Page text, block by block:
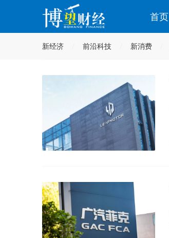
首页
新经济 前沿科技 新消费